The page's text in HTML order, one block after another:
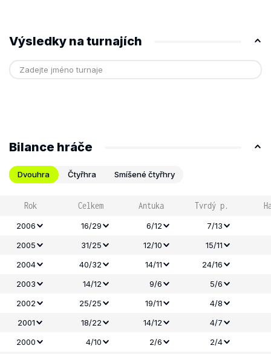
Výsledky na turnajích
Bilance hráče
Dvouhra Čtyřhra Smíšené čtyřhry
Rok Celkem Antuka Tvrdý p.
2006 16/29 6/12
7/13
2005
31/25 12/10
15/11
2004
40/32 14/11 24/16
2003
14/12 9/6
5/6
2002
25/25 19/11
4/8
2001
18/22 14/12
4/7
2000
4/10 2/6
2/4